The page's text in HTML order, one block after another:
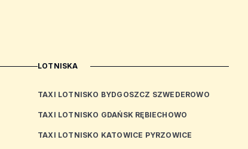
LOTNISKA
TAXI LOTNISKO BYDGOSZCZ SZWEDEROWO
TAXI LOTNISKO GDAŃSK RĘBIECHOWO
TAXI LOTNISKO KATOWICE PYRZOWICE